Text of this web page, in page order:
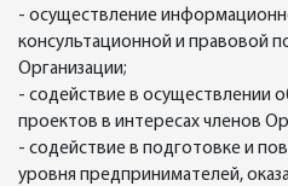
- осуществление
консультационной и правовой
Организации;
- содействие в осуществлении
проектов в интересах членов
- содействие в подготовке и
уровня предпринимателей,